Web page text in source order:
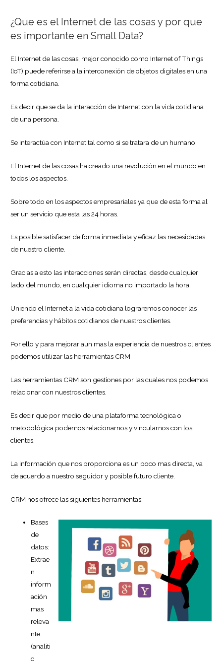
¿Que es el Internet de las cosas y por que
es importante en Small Data?
El Internet de las cosas, mejor conocido como Internet of Things
(IoT) puede referirse a la interconexión de objetos digitales en una
forma cotidiana.
Es decir que se da la interacción de Internet con la vida cotidiana
de una persona.
Se interactúa con Internet tal como si se tratara de un humano.
El Internet de las cosas ha creado una revolución en el mundo en
todos los aspectos.
Sobre todo en los aspectos empresariales ya que de esta forma al
ser un servicio que esta las 24 horas.
Es posible satisfacer de forma inmediata y eficaz las necesidades
de nuestro cliente.
Gracias a esto las interacciones serán directas, desde cualquier
lado del mundo, en cualquier idioma no importado la hora.
Uniendo el Internet a la vida cotidiana lograremos conocer las
preferencias y hábitos cotidianos de nuestros clientes.
Por ello y para mejorar aun mas la experiencia de nuestros clientes
podemos utilizar las herramientas CRM
Las herramientas CRM son gestiones por las cuales nos podemos
relacionar con nuestros clientes.
Es decir que por medio de una plataforma tecnológica o
metodológica podemos relacionarnos y vincularnos con los
clientes.
La información que nos proporciona es un poco mas directa, va
de acuerdo a nuestro seguidor y posible futuro cliente.
CRM nos ofrece las siguientes herramientas:
Bases
de
datos:
Extrae
n
inform
ación
mas
releva
nte.
(analiti
c